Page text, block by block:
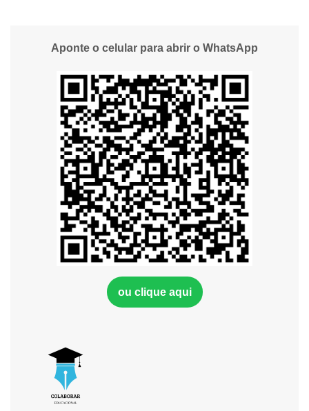
Aponte o celular para abrir o WhatsApp
ou clique aqui